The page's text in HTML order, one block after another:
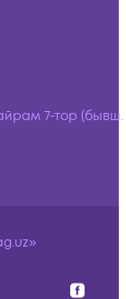
7-тор (бывш.